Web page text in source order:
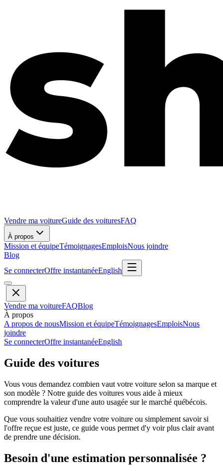
Vendre ma voitureGuide des voituresFAQ
À propos
Mission et équipeTémoignagesEmploisNous joindre
Blog
Se connecterOffre instantanéeEnglish
Vendre ma voitureFAQBlog
À propos
A propos de nousMission et équipeTémoignagesEmploisNous
joindre
Se connecterOffre instantanéeEnglish
Guide des voitures
Vous vous demandez combien vaut votre voiture selon sa marque et
son modèle ? Notre guide des voitures vous aide à mieux
comprendre la valeur d'une auto usagée sur le marché québécois.
Que vous souhaitiez vendre votre voiture ou simplement savoir si
l'offre reçue est juste, ce guide vous permet d'y voir plus clair avant
de prendre une décision.
Besoin d'une estimation personnalisée ?